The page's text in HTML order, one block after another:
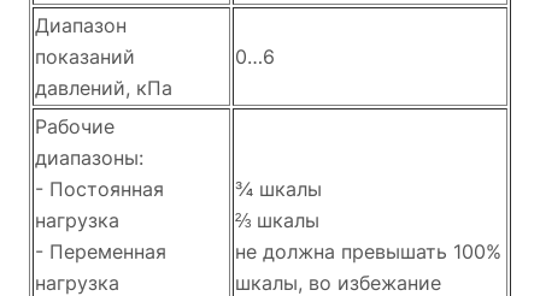
Диапазон
показаний
давлений, кПа
0…6
Рабочие
диапазоны:
- Постоянная
нагрузка
- Переменная
нагрузка
¾ шкалы
⅔ шкалы
не должна превышать 100%
шкалы, во избежание